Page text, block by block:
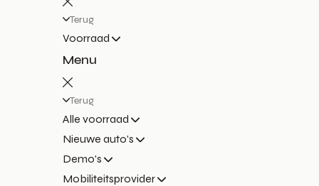
Terug
Voorraad
Menu
Terug
Alle voorraad
Nieuwe auto's
Demo's
Mobiliteitsprovider